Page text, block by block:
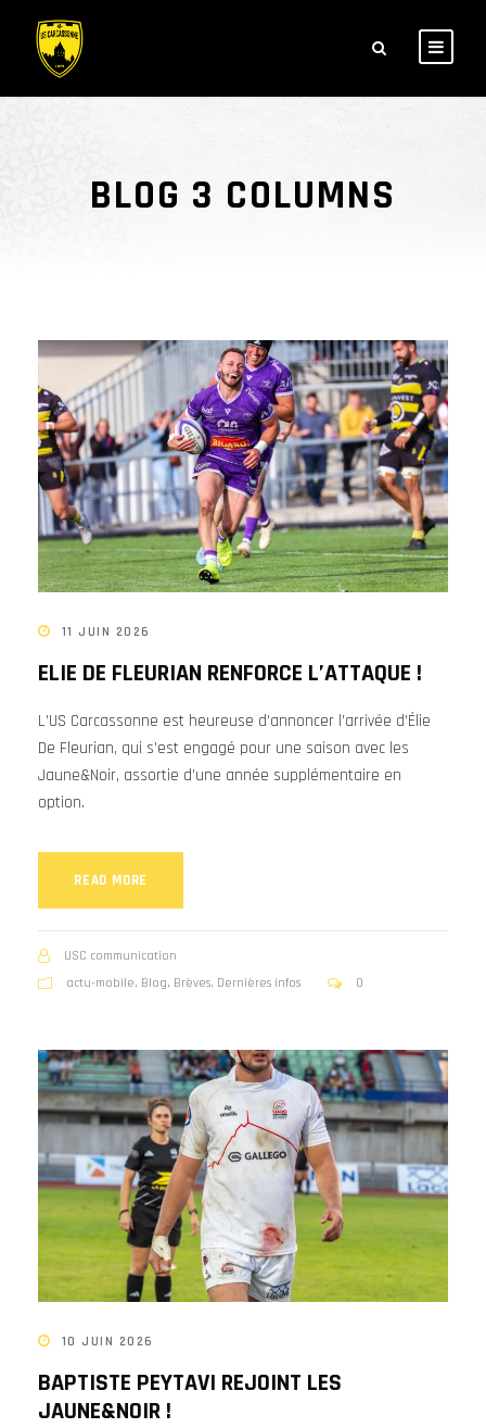
BLOG 3 COLUMNS
11 JUIN 2026
ELIE DE FLEURIAN RENFORCE L’ATTAQUE !
L’US Carcassonne est heureuse d’annoncer l’arrivée d’Élie
De Fleurian, qui s’est engagé pour une saison avec les
Jaune&Noir, assortie d’une année supplémentaire en
option.
READ MORE
USC communication
actu-mobile, Blog, Brèves, Dernières infos 0
10 JUIN 2026
BAPTISTE PEYTAVI REJOINT LES
JAUNE&NOIR !